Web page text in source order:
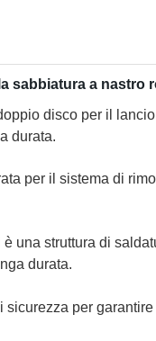
sabbiatura a nastro
disco per il
durata.
per il sistema di
una struttura di
durata.
per